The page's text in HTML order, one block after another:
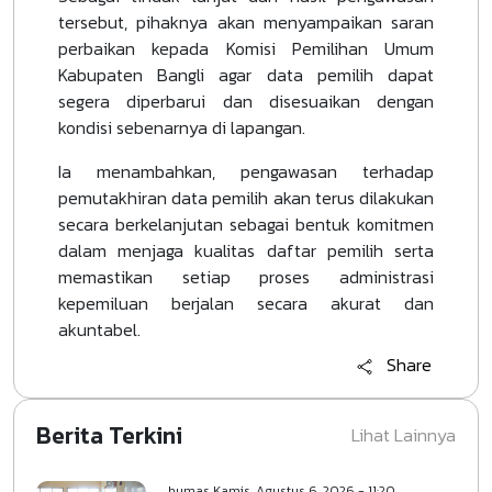
tersebut, pihaknya akan menyampaikan saran
perbaikan kepada Komisi Pemilihan Umum
Kabupaten Bangli agar data pemilih dapat
segera diperbarui dan disesuaikan dengan
kondisi sebenarnya di lapangan.
Ia menambahkan, pengawasan terhadap
pemutakhiran data pemilih akan terus dilakukan
secara berkelanjutan sebagai bentuk komitmen
dalam menjaga kualitas daftar pemilih serta
memastikan setiap proses administrasi
kepemiluan berjalan secara akurat dan
akuntabel.
Share
Berita Terkini Lihat Lainnya